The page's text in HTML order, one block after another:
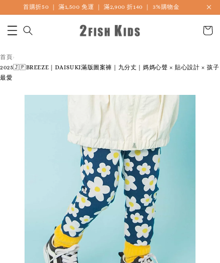
首購折50 ｜ 滿1,500 免運 ｜ 滿2,900 折140 ｜ 3%購物金
首頁›
2025🇯🇵BREEZE｜DAISUKI滿版圖案褲｜九分丈｜媽媽心聲 × 貼心設計 × 孩子
最愛